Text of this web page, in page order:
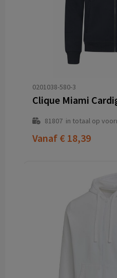
0201038-580-3
Clique Miami
81807in totaal op
Vanaf € 18,39